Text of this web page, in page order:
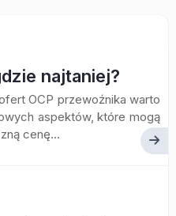
najtaniej?
OCP przewoźnika warto
aspektów, które mogą
cenę...